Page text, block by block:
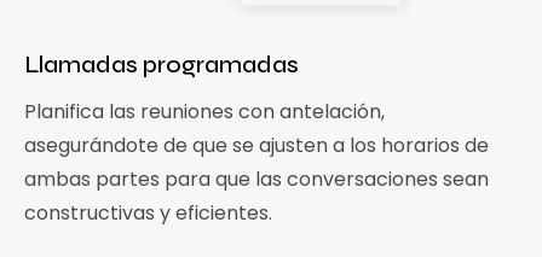
Llamadas programadas
Planifica las reuniones con antelación,
asegurándote de que se ajusten a los horarios de
ambas partes para que las conversaciones sean
constructivas y eficientes.